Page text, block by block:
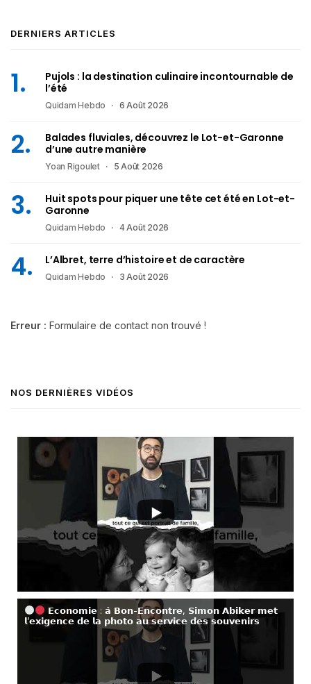
DERNIERS ARTICLES
Pujols : la destination culinaire incontournable de
l’été
Quidam Hebdo 6 Août 2026
Balades fluviales, découvrez le Lot-et-Garonne
d’une autre manière
Yoan Rigoulet 5 Août 2026
Huit spots pour piquer une tête cet été en Lot-et-
Garonne
Quidam Hebdo 4 Août 2026
L’Albret, terre d’histoire et de caractère
Quidam Hebdo 3 Août 2026
Erreur : Formulaire de contact non trouvé !
NOS DERNIÈRES VIDÉOS
𝗘𝗰𝗼𝗻𝗼𝗺𝗶𝗲 : 𝗮̀ 𝗕𝗼𝗻-𝗘𝗻𝗰𝗼𝗻𝘁𝗿𝗲, 𝗦𝗶𝗺𝗼𝗻 𝗔𝗯𝗶𝗸𝗲𝗿 𝗺𝗲𝘁
𝗹’𝗲𝘅𝗶𝗴𝗲𝗻𝗰𝗲 𝗱𝗲 𝗹𝗮 𝗽𝗵𝗼𝘁𝗼 𝗮𝘂 𝘀𝗲𝗿𝘃𝗶𝗰𝗲 𝗱𝗲𝘀 𝘀𝗼𝘂𝘃𝗲𝗻𝗶𝗿𝘀